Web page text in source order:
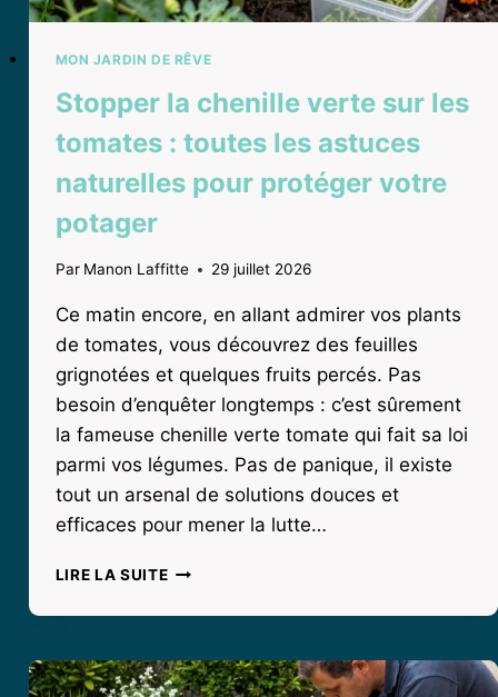
MON JARDIN DE RÊVE
Stopper la chenille verte sur les
tomates : toutes les astuces
naturelles pour protéger votre
potager
Par Manon Laffitte 29 juillet 2026
Ce matin encore, en allant admirer vos plants
de tomates, vous découvrez des feuilles
grignotées et quelques fruits percés. Pas
besoin d’enquêter longtemps : c’est sûrement
la fameuse chenille verte tomate qui fait sa loi
parmi vos légumes. Pas de panique, il existe
tout un arsenal de solutions douces et
efficaces pour mener la lutte…
LIRE LA SUITESTOPPER
CHENILLE
SUR
LES